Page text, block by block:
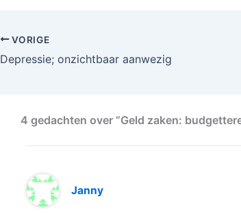
VORIGE
Depressie; onzichtbaar aanwezig
4 gedachten over “Geld zaken:
Janny